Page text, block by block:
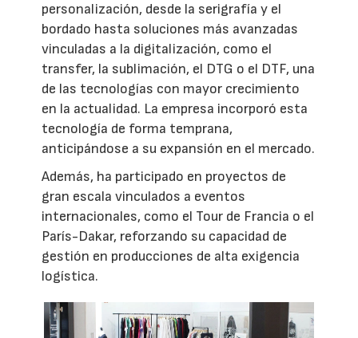
personalización, desde la serigrafía y el
bordado hasta soluciones más avanzadas
vinculadas a la digitalización, como el
transfer, la sublimación, el DTG o el DTF, una
de las tecnologías con mayor crecimiento
en la actualidad. La empresa incorporó esta
tecnología de forma temprana,
anticipándose a su expansión en el mercado.
Además, ha participado en proyectos de
gran escala vinculados a eventos
internacionales, como el Tour de Francia o el
París-Dakar, reforzando su capacidad de
gestión en producciones de alta exigencia
logística.